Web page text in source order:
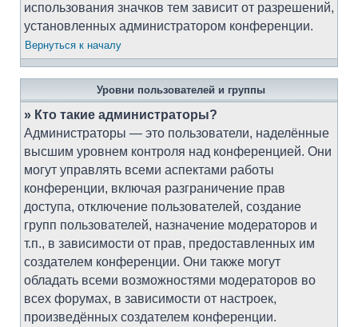
использования значков тем зависит от разрешений,
установленных администратором конференции.
Вернуться к началу
Уровни пользователей и группы
» Кто такие администраторы?
Администраторы — это пользователи, наделённые
высшим уровнем контроля над конференцией. Они
могут управлять всеми аспектами работы
конференции, включая разграничение прав
доступа, отключение пользователей, создание
групп пользователей, назначение модераторов и
т.п., в зависимости от прав, предоставленных им
создателем конференции. Они также могут
обладать всеми возможностями модераторов во
всех форумах, в зависимости от настроек,
произведённых создателем конференции.